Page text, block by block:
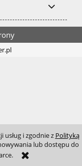
usług i zgodnie z Polityką
lub dostępu do